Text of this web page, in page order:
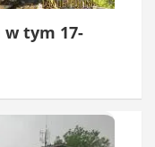
w tym 17-